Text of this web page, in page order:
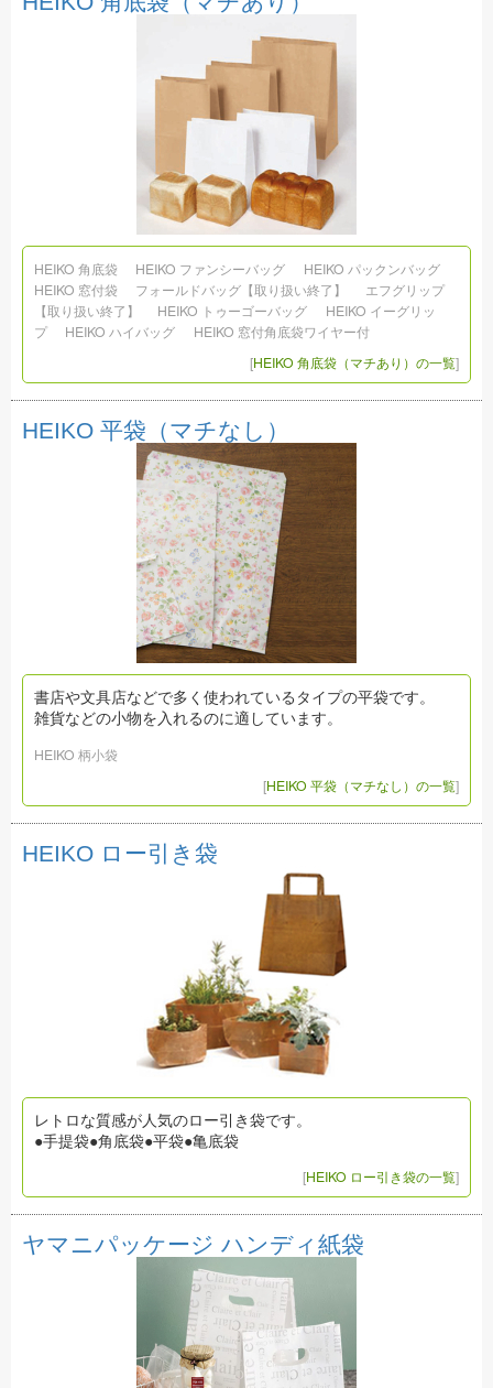
HEIKO 角底袋 HEIKO ファンシーバッグ
HEIKO パックンバッグ
HEIKO 窓付袋
フォールドバッグ【取り扱い終了】
エフグリップ
【取り扱い終了】
HEIKO トゥーゴーバッグ
HEIKO イーグリッ
プ
HEIKO ハイバッグ
HEIKO 窓付角底袋ワイヤー付
[HEIKO 角底袋（マチあり）の一覧]
HEIKO 平袋（マチなし）
書店や文具店などで多く使われているタイプの平袋です。
雑貨などの小物を入れるのに適しています。
HEIKO 柄小袋
[HEIKO 平袋（マチなし）の一覧]
HEIKO ロー引き袋
レトロな質感が人気のロー引き袋です。
●手提袋●角底袋●平袋●亀底袋
[HEIKO ロー引き袋の一覧]
ヤマニパッケージ ハンディ紙袋